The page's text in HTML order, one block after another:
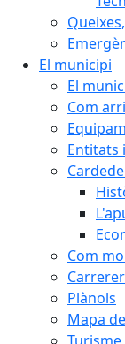
El municipi
El
Com
Entitats
Com
Carrerer
Plànols
Mapa